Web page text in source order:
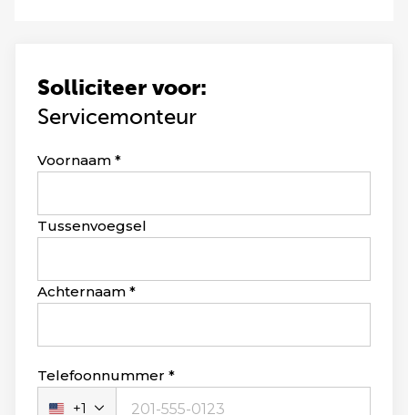
Solliciteer voor:
Servicemonteur
Leave
blank
Voornaam
Tussenvoegsel
Achternaam
Telefoonnummer
+1